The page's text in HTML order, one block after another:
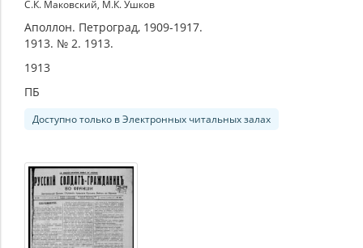
С.К. Маковский, М.К. Ушков
Аполлон. Петроград, 1909-1917.
1913. № 2. 1913.
1913
ПБ
Доступно только в Электронных читальных залах